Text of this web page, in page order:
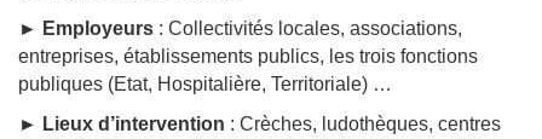
► Employeurs : Collectivités locales, associations,
entreprises, établissements publics, les trois fonctions
publiques (Etat, Hospitalière, Territoriale) …
► Lieux d’intervention : Crèches, ludothèques, centres